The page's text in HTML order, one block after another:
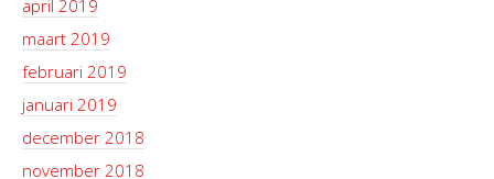
april 2019
maart 2019
februari 2019
januari 2019
december 2018
november 2018